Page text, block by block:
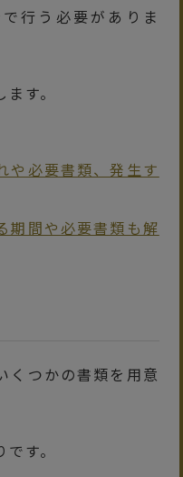
行う必要がありま
す。
や必要書類、発生す
期間や必要書類も解
くつかの書類を用意
す。